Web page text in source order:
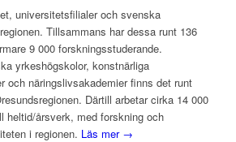
universitetsfilialer och svenska
Tillsammans har dessa runt 136
9 000 forskningsstuderande.
yrkeshögskolor, konstnärliga
och näringslivsakademier finns det runt
Därtill arbetar cirka 14 000
heltid/årsverk, med forskning och
i regionen. Läs mer →